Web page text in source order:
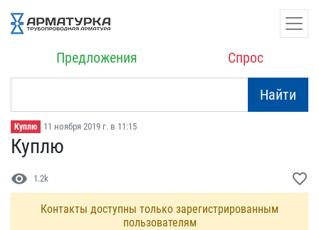
Предложения Спрос
Найти
Куплю 11 ноября 2019 г. в 11:15
Куплю
visibility 1.2k favorite_border
Контакты доступны только зарегистрированным
пользователям